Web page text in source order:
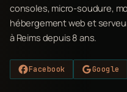
consoles, micro-soudure,
hébergement web et
à Reims depuis 8 ans.
Facebook Google